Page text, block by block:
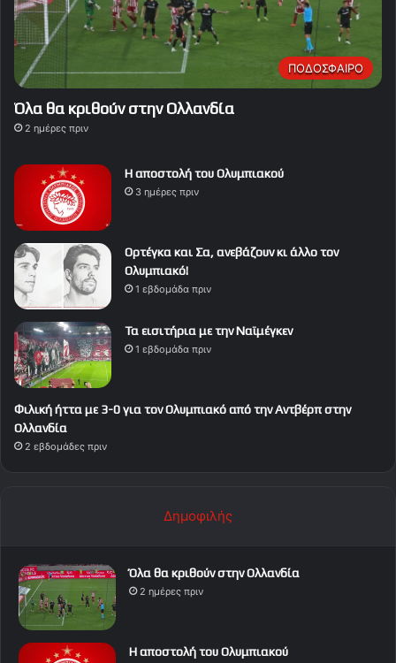
ΠΟΔΟΣΦΑΙΡΟ
Όλα θα κριθούν στην Ολλανδία
2 ημέρες πριν
Η αποστολή του Ολυμπιακού
3 ημέρες πριν
Ορτέγκα και Σα, ανεβάζουν κι άλλο τον
Ολυμπιακό!
1 εβδομάδα πριν
Τα εισιτήρια με την Ναϊμέγκεν
1 εβδομάδα πριν
Φιλική ήττα με 3-0 για τον Ολυμπιακό από την Αντβέρπ στην
Ολλανδία
2 εβδομάδες πριν
Δημοφιλής
Όλα θα κριθούν στην Ολλανδία
2 ημέρες πριν
Η αποστολή του Ολυμπιακού